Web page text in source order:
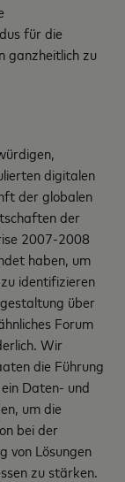
für die
ganzheitlich zu
digitalen
der globalen
der
2007-2008
haben, um
identifizieren
über
Forum
Wir
die Führung
Daten- und
um die
bei der
von Lösungen
zu stärken.